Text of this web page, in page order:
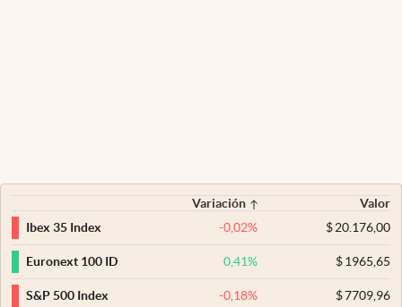
Variación
Valor
Ibex 35 Index
-0,02% $20.176,00
Euronext 100 ID 0,41% $1965,65
S&P 500 Index -0,18% $7709,96